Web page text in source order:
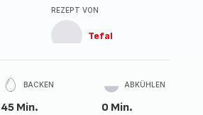
REZEPT VON
Tefal
BACKEN
45 Min.
ABKÜHLEN
0 Min.